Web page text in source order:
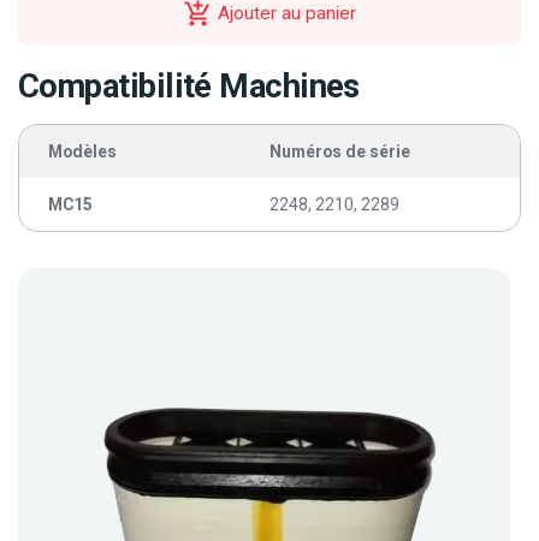
Ajouter au panier
Compatibilité Machines
Modèles Numéros de série
MC15 2248, 2210, 2289